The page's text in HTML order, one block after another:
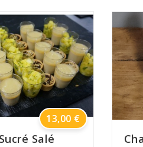
Salé
Prix
13,00 €